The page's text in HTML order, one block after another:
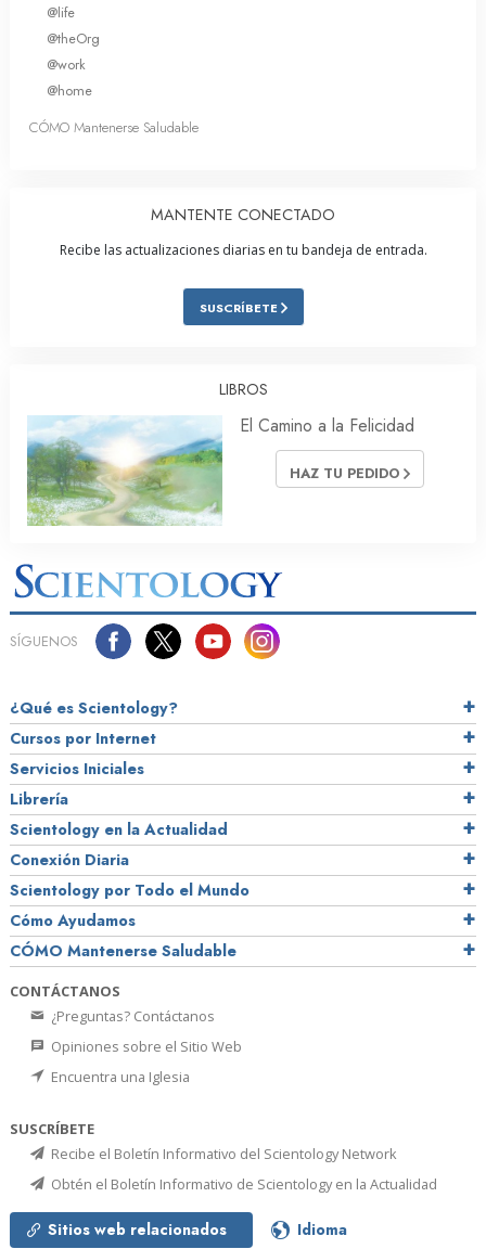
@life
@theOrg
@work
@home
CÓMO Mantenerse Saludable
MANTENTE CONECTADO
Recibe las actualizaciones diarias en tu bandeja de entrada.
SUSCRÍBETE
LIBROS
El Camino a la Felicidad
HAZ TU PEDIDO
SÍGUENOS
¿Qué es Scientology?
Cursos por Internet
Servicios Iniciales
Librería
Scientology en la Actualidad
Conexión Diaria
Scientology por Todo el Mundo
Cómo Ayudamos
CÓMO Mantenerse Saludable
CONTÁCTANOS
¿Preguntas? Contáctanos
Opiniones sobre el Sitio Web
Encuentra una Iglesia
SUSCRÍBETE
Recibe el Boletín Informativo del Scientology Network
Obtén el Boletín Informativo de Scientology en la Actualidad
Sitios web relacionados Idioma